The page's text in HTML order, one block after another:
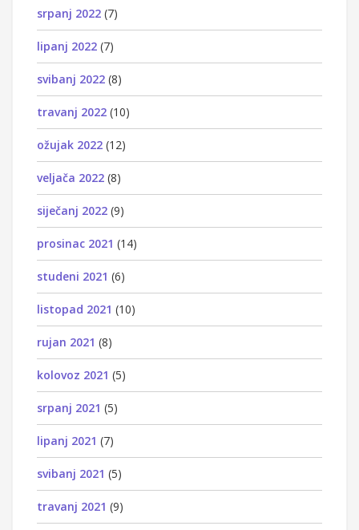
srpanj 2022 (7)
lipanj 2022 (7)
svibanj 2022 (8)
travanj 2022 (10)
ožujak 2022 (12)
veljača 2022 (8)
siječanj 2022 (9)
prosinac 2021 (14)
studeni 2021 (6)
listopad 2021 (10)
rujan 2021 (8)
kolovoz 2021 (5)
srpanj 2021 (5)
lipanj 2021 (7)
svibanj 2021 (5)
travanj 2021 (9)